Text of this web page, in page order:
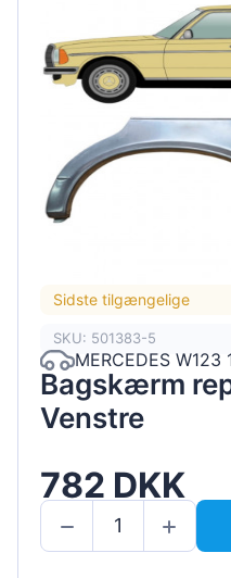
Sidste tilgængelige
SKU: 501383-5
MERCEDES W123
Bagskærm
Venstre
782 DKK